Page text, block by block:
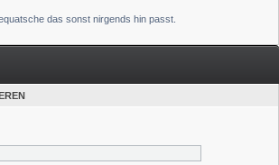
das sonst nirgends hin passt.